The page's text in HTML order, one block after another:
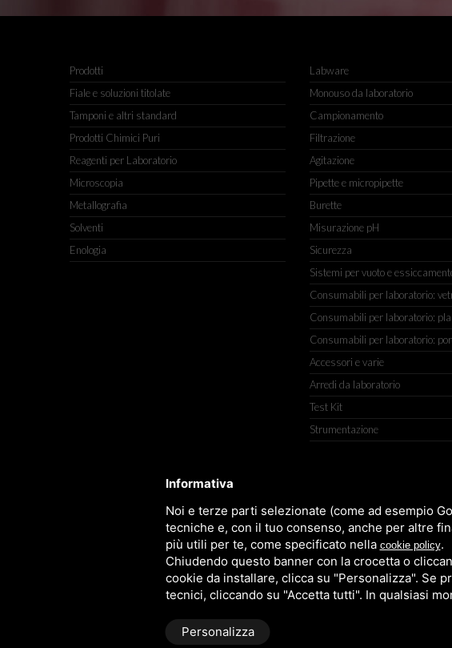
Prodotti
Fiale e soluzioni titolate
Tamponi e altri standard
Prodotti Chimici Puri
Reagenti per Laboratorio
Microscopia
Metallografia
Solventi
Enologia
Labware
Monouso da laboratorio
Campionamento
Filtrazione
Agitazione
Pipette e micropipette
Burette
Misurazione pH
Sicurezza
Sistemi per vuoto e
Consumabili per laboratorio:
Consumabili per laboratorio:
Consumabili per laboratorio:
Accessori e varie
Arredi da laboratorio
Test Kit
Strumentazione
TITOLCHIMICA SPA - VIA DELL'ARTIGIANATO, 2
Informativa
Noi e terze parti selezionate (come ad esempio
tecniche e, con il tuo consenso, anche per altre
più utili per te, come specificato nella cookie policy.
Chiudendo questo banner con la crocetta o
cookie da installare, clicca su "Personalizza". Se
tecnici, cliccando su "Accetta tutti". In qualsiasi
Personalizza